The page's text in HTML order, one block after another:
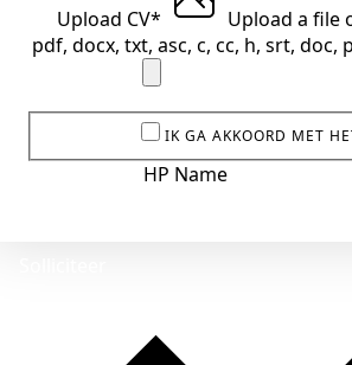
Upload CV* Upload a file
pdf, docx, txt, asc, c, cc, h, srt, doc,
IK GA AKKOORD MET
HP Name